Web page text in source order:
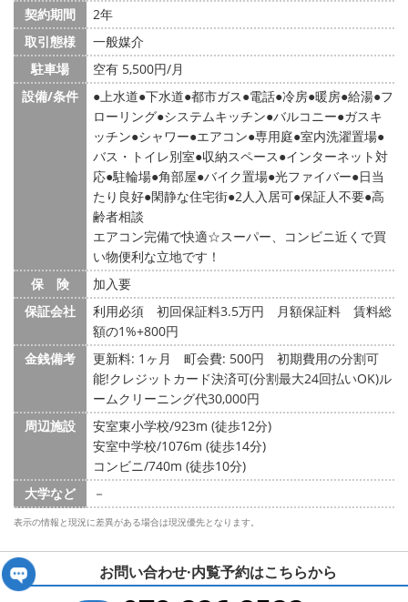
契約期間
2年
取引態様
一般媒介
駐車場
空有 5,500円/月
設備/条件
上水道 下水道 都市ガス 電話 冷房 暖房 給湯 フ
ローリング システムキッチン バルコニー ガスキ
ッチン シャワー エアコン 専用庭 室内洗濯置場
バス・トイレ別室 収納スペース インターネット対
応 駐輪場 角部屋 バイク置場 光ファイバー 日当
たり良好 閑静な住宅街 2人入居可 保証人不要 高
齢者相談
エアコン完備で快適☆スーパー、コンビニ近くで買
い物便利な立地です！
保 険
加入要
保証会社
利用必須 初回保証料3.5万円 月額保証料 賃料総
額の1%+800円
金銭備考
更新料: 1ヶ月 町会費: 500円
初期費用の分割可
能!クレジットカード決済可(分割最大24回払いOK)ル
ームクリーニング代30,000円
周辺施設
安室東小学校/923m (徒歩12分)
安室中学校/1076m (徒歩14分)
コンビニ/740m (徒歩10分)
大学など
－
表示の情報と現況に差異がある場合は現況優先となります。
お問い合わせ·内覧予約はこちらから